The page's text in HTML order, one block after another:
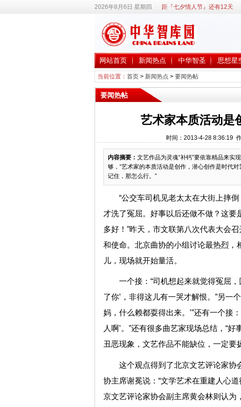
2026年8月6日 星期四 距『七夕情人节』还有12天
网站首页 新闻热点 中华智圣 思想星
当前位置： 首页> 新闻热点 > 要闻热帖
要闻热帖
艺术家本质活动是
时间：2013-4-28 8:36:19
内容摘要： 文艺作品为灵魂“补钙”要依靠精品来实
够，“艺术家的本质活动是创作，潜心创作是时代
记住，那怎么行。”
“公交车司机见老太太在大街上摔
才洗了冤屈。好事以后还做不做？这
多好！”昨天，市文联第八次代表大会
和使命。北京曲协的小组讨论最热烈，
儿，现场就开始量活。
一个接：“司机想起来就觉得冤屈
了你’，非得这儿有一哭才解恨。”另一
妈，什么赖都耍得出来。’”还有一个接
人啊’。”还有很多曲艺家现场总结，“
丑恶现象，文艺作品不能缺位，一定要
这个观点得到了北京文艺评论家协
协主席谢冕说：“文学艺术在重建人心
京文艺评论家协会副主席黄会林则认为